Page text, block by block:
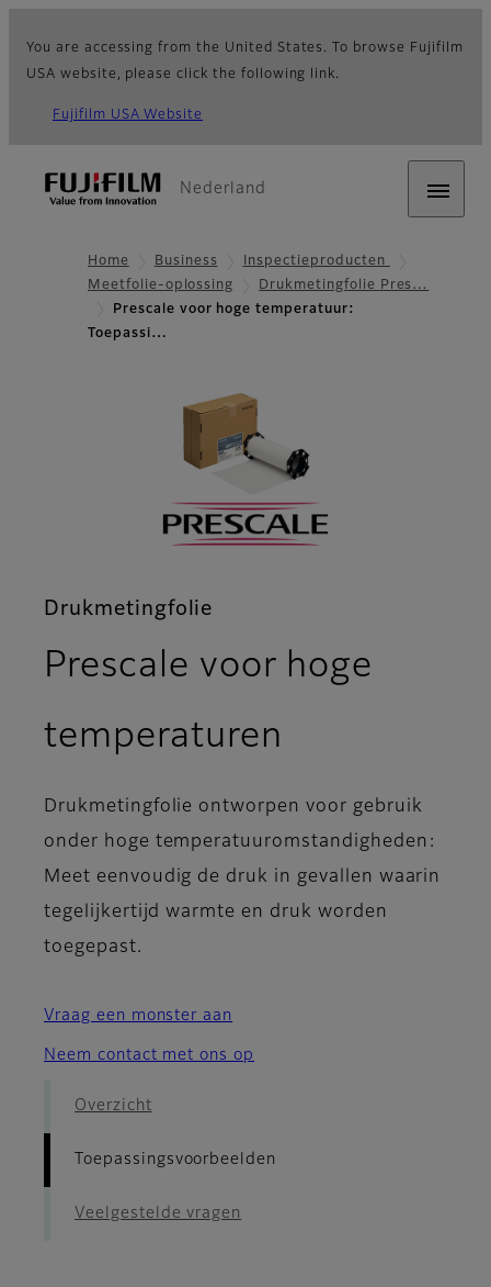
You are accessing from the United States. To browse Fujifilm
USA website, please click the following link.
Fujifilm USA Website
Nederland
Home Business
Inspectieproducten
Meetfolie-oplossing
Drukmetingfolie Pres…
Prescale voor hoge temperatuur:
Toepassi…
Drukmetingfolie
Prescale voor hoge
temperaturen
Drukmetingfolie ontworpen voor gebruik
onder hoge temperatuuromstandigheden:
Meet eenvoudig de druk in gevallen waarin
tegelijkertijd warmte en druk worden
toegepast.
Vraag een monster aan
Neem contact met ons op
Overzicht
Toepassingsvoorbeelden
Veelgestelde vragen